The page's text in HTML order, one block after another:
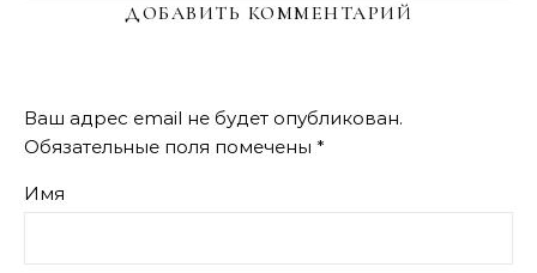
ДОБАВИТЬ КОММЕНТАРИЙ
Ваш адрес email не будет опубликован.
Обязательные поля помечены *
Имя